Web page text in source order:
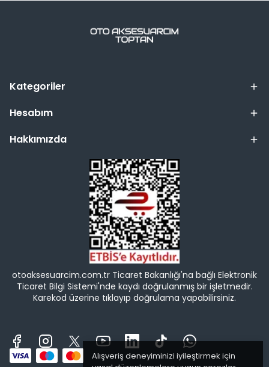
Alışveriş deneyiminizi iyileştirmek için
Kategoriler
Hesabım
Hakkımızda
otoaksesuarcim.com.tr Ticaret Bakanlığı'na bağlı Elektronik
Ticaret Bilgi Sistemi'nde kaydı doğrulanmış bir işletmedir.
Karekod üzerine tıklayıp doğrulama yapabilirsiniz.